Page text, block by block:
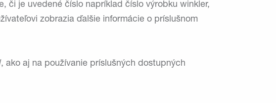
či je uvedené číslo napríklad číslo výrobku winkler,
zobrazia ďalšie informácie o príslušnom
ako aj na používanie príslušných dostupných